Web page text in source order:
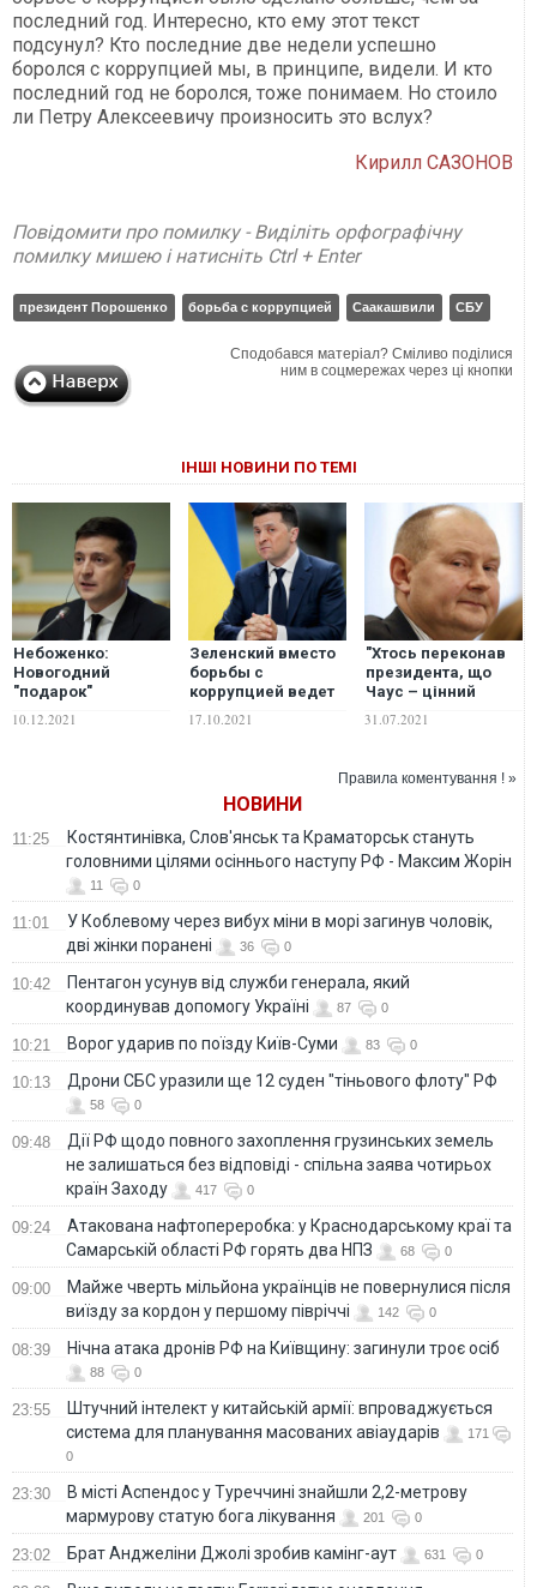
последний год. Интересно, кто ему этот текст
подсунул? Кто последние две недели успешно
боролся с коррупцией мы, в принципе, видели. И кто
последний год не боролся, тоже понимаем. Но стоило
ли Петру Алексеевичу произносить это вслух?
Кирилл САЗОНОВ
Повідомити про помилку - Виділіть орфографічну
помилку мишею і натисніть Ctrl + Enter
президент Порошенко борьба с коррупцией Саакашвили СБУ
Сподобався матеріал? Сміливо поділися
ним в соцмережах через ці кнопки
ІНШІ НОВИНИ ПО ТЕМІ
Небоженко:
Новогодний
"подарок"
Украины
10.12.2021
Зеленский вместо
борьбы с
коррупцией ведет
олигархов, следуя
17.10.2021
"Хтось переконав
президента, що
Чаус – цінний
Порошенка", –
31.07.2021
Правила коментування ! »
НОВИНИ
11:25
Костянтинівка, Слов'янськ та Краматорськ стануть
головними цілями осіннього наступу РФ - Максим Жорін
11 0
11:01
У Коблевому через вибух міни в морі загинув чоловік,
дві жінки поранені
36 0
10:42
Пентагон усунув від служби генерала, який
координував допомогу Україні
87 0
10:21 Ворог ударив по поїзду Київ-Суми 83 0
10:13 Дрони СБС уразили ще 12 суден "тіньового флоту" РФ
58 0
09:48
Дії РФ щодо повного захоплення грузинських земель
не залишаться без відповіді - спільна заява чотирьох
країн Заходу
417 0
09:24
Атакована нафтопереробка: у Краснодарському краї та
Самарській області РФ горять два НПЗ
68 0
09:00
Майже чверть мільйона українців не повернулися після
виїзду за кордон у першому півріччі
142 0
08:39 Нічна атака дронів РФ на Київщину: загинули троє осіб
88 0
23:55
Штучний інтелект у китайській армії: впроваджується
система для планування масованих авіаударів
171
0
23:30
В місті Аспендос у Туреччині знайшли 2,2-метрову
мармурову статую бога лікування
201 0
23:02 Брат Анджеліни Джолі зробив камінг-аут 631 0